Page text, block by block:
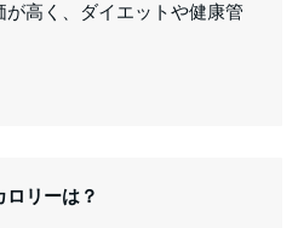
が高く、ダイエットや健康管
ロリーは？